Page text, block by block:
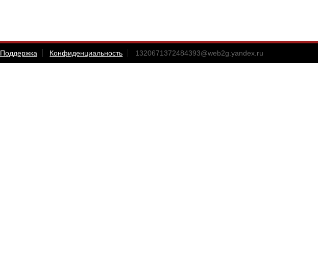
Поддержка Конфиденциальность 1320671372484393@web2g.yandex.ru